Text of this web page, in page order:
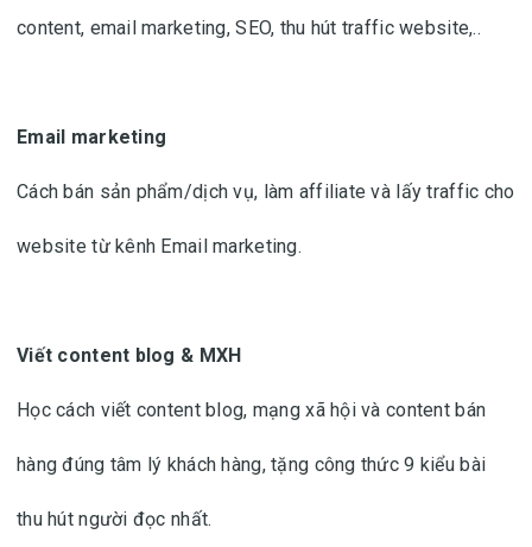
content, email marketing, SEO, thu hút traffic website,..
Email marketing
Cách bán sản phẩm/dịch vụ, làm affiliate và lấy traffic cho
website từ kênh Email marketing.
Viết content blog & MXH
Học cách viết content blog, mạng xã hội và content bán
hàng đúng tâm lý khách hàng, tặng công thức 9 kiểu bài
thu hút người đọc nhất.